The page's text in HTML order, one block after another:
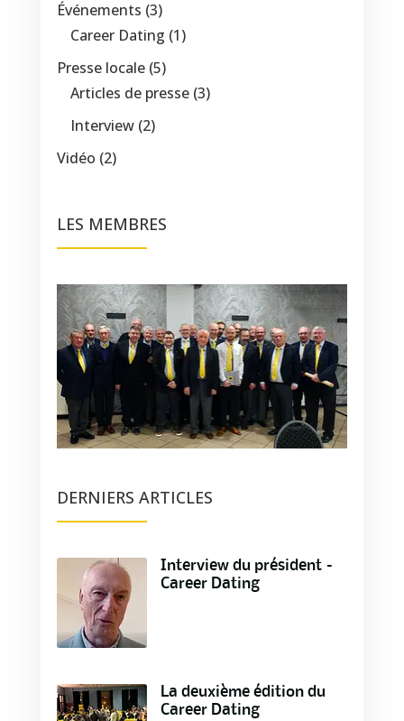
Événements (3)
Career Dating (1)
Presse locale(5)
Articles de presse(3)
Interview(2)
Vidéo (2)
LES MEMBRES
DERNIERS ARTICLES
Interview du président –
Career Dating
La deuxième édition du
Career Dating